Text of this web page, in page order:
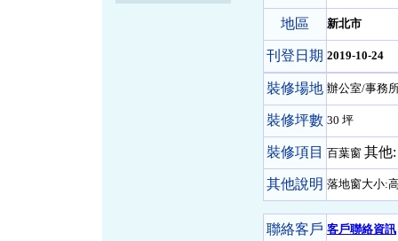
地區 新北市
刊登日期 2019-10-24
裝修場地 辦公室/事務
裝修坪數 30 坪
裝修項目 百葉窗 其他:
其他說明 落地窗大小:
聯絡客戶 客戶聯絡資訊